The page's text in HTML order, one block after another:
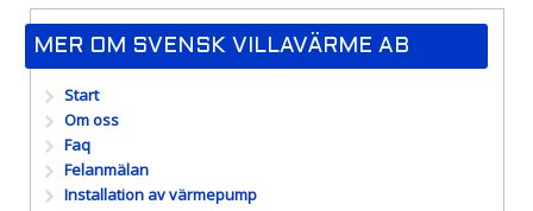
MER OM SVENSK VILLAVÄRME AB
Start
Om oss
Faq
Felanmälan
Installation av värmepump